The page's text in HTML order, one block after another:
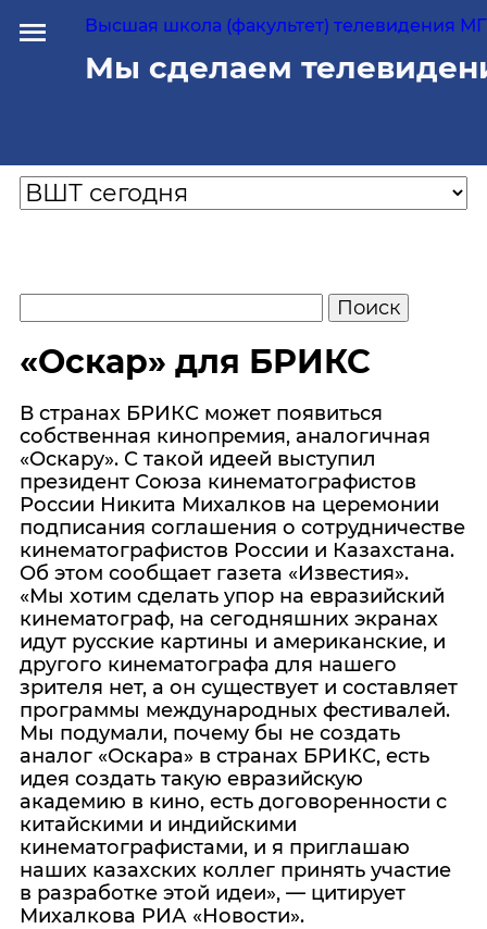
Высшая школа (факультет) телевидения
Мы сделаем
«Оскар» для БРИКС
В странах БРИКС может появиться
собственная кинопремия, аналогичная
«Оскару». С такой идеей выступил
президент Союза кинематографистов
России Никита Михалков на церемонии
подписания соглашения о сотрудничестве
кинематографистов России и Казахстана.
Об этом сообщает газета «Известия».
«Мы хотим сделать упор на евразийский
кинематограф, на сегодняшних экранах
идут русские картины и американские, и
другого кинематографа для нашего
зрителя нет, а он существует и составляет
программы международных фестивалей.
Мы подумали, почему бы не создать
аналог «Оскара» в странах БРИКС, есть
идея создать такую евразийскую
академию в кино, есть договоренности с
китайскими и индийскими
кинематографистами, и я приглашаю
наших казахских коллег принять участие
в разработке этой идеи», — цитирует
Михалкова РИА «Новости».